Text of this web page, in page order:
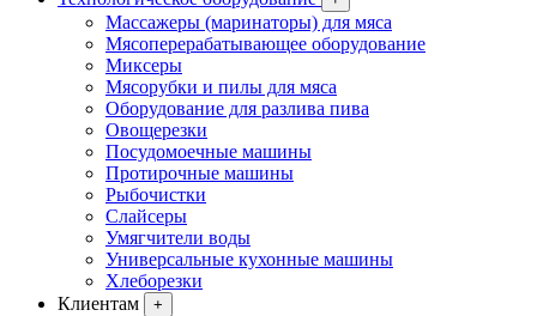
Массажеры (маринаторы) для мяса
Мясоперерабатывающее оборудование
Миксеры
Мясорубки и пилы для мяса
Оборудование для разлива пива
Овощерезки
Посудомоечные машины
Протирочные машины
Рыбочистки
Слайсеры
Умягчители воды
Универсальные кухонные машины
Хлеборезки
Клиентам
+